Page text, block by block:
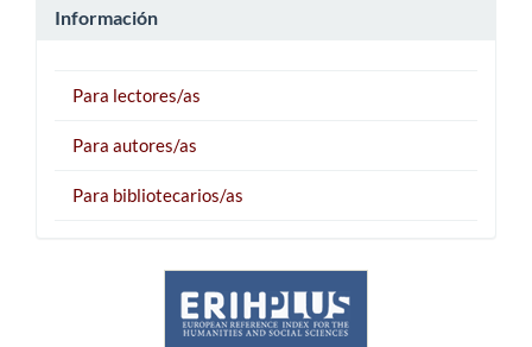
Información
Para lectores/as
Para autores/as
Para bibliotecarios/as